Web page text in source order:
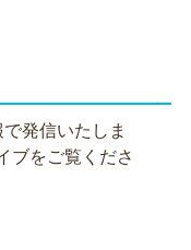
発信いたしま
ブをご覧くださ